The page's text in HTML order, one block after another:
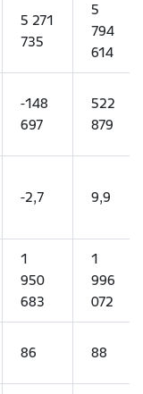
5 271
735
5
794
614
-148
697
522
879
-2,7 9,9
1
950
683
1
996
072
86 88